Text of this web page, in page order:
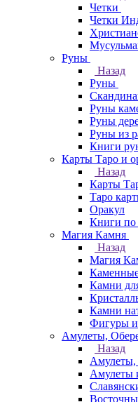
Четки
Четки
Руны
Назад
Руны
Руны
Руны
Руны из
Книги
Карты Таро и
Назад
Карты
Таро
Оракул
Книги по
Магия Камня
Назад
Магия
Камни
Камни
Фигуры
Амулеты,
Назад
Амулеты,
Амулеты